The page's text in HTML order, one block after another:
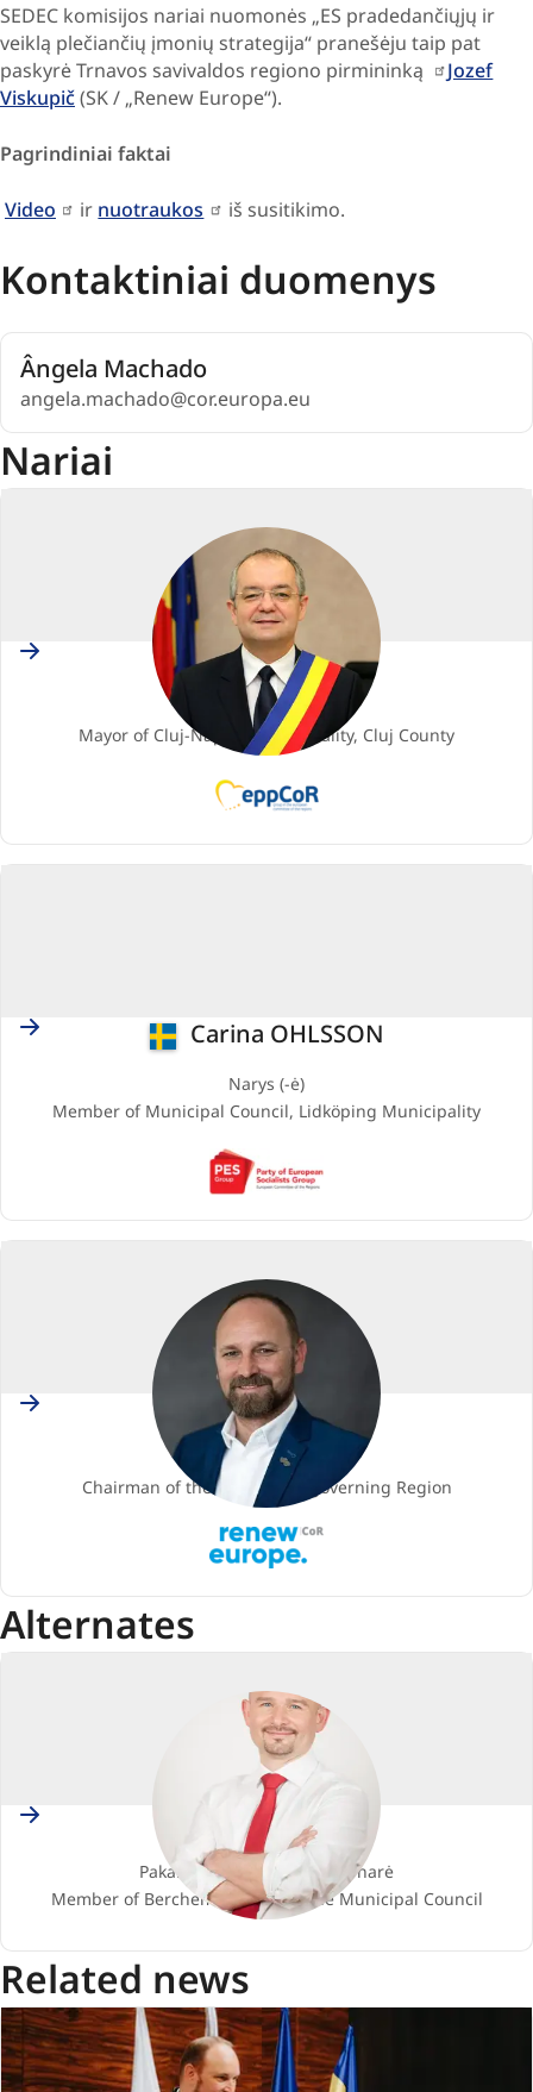
SEDEC komisijos nariai nuomonės „ES pradedančiųjų ir
veiklą plečiančių įmonių strategija“ pranešėju taip pat
paskyrė Trnavos savivaldos regiono pirmininką
Jozef
Viskupič(SK / „Renew Europe“).
Pagrindiniai faktai
Video ir nuotraukos iš susitikimo.
Kontaktiniai duomenys
Ângela Machado
angela.machado@cor.europa.eu
Nariai
RomaniaEmil BOC
Narys (-ė)
Mayor of Cluj-Napoca Municipality, Cluj County
EPP
(European
Party)
SwedenCarina OHLSSON
Narys (-ė)
Member of Municipal Council, Lidköping Municipality
(Party
European
SlovakiaJozef VISKUPIČ
Narys (-ė)
Chairman of the Trnava self-governing Region
Renew
Europe
Alternates
Yonnec POLET
Pakaitinis narys / Pakaitinė narė
Member of Berchem-Sainte-Agathe Municipal Council
Related news